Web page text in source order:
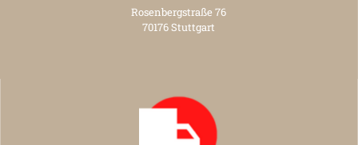
Rosenbergstraße 76
70176 Stuttgart